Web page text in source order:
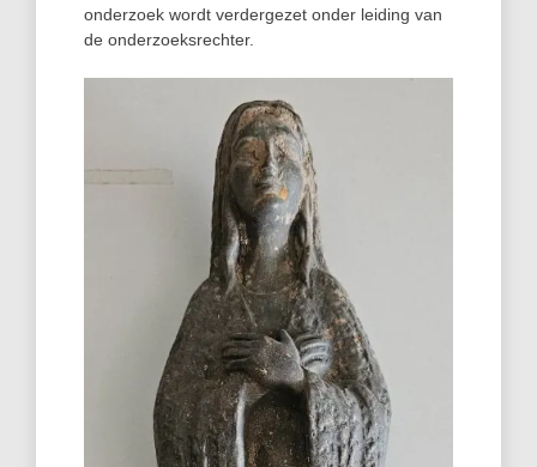
onderzoek wordt verdergezet onder leiding van
de onderzoeksrechter.